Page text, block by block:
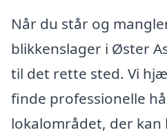
Når du står og
blikkenslager i Øster
til det rette sted. Vi
finde professionelle
lokalområdet, der kan